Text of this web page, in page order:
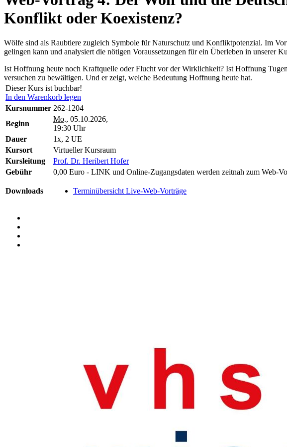
Konflikt oder Koexistenz?
Wölfe sind als Raubtiere zugleich Symbole für Naturschutz und Konfliktpotenzial. Im
gelingen kann und analysiert die nötigen Voraussetzungen für ein Überleben in unserer
Ist Hoffnung heute noch Kraftquelle oder Flucht vor der Wirklichkeit? Ist Hoffnung
versuchen zu bewältigen. Und er zeigt, welche Bedeutung Hoffnung heute hat.
Dieser Kurs ist buchbar!
In den Warenkorb legen
Kursnummer 262-1204
Beginn
Mo., 05.10.2026,
19:30 Uhr
Dauer
1x, 2 UE
Kursort
Virtueller Kursraum
Kursleitung
Prof. Dr. Heribert Hofer
Gebühr
0,00 Euro - LINK und Online-Zugangsdaten werden zeitnah zum Web-
Downloads Terminübersicht Live-Web-Vorträge